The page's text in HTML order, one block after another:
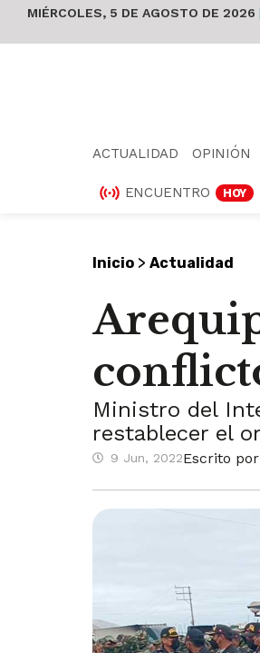
MIÉRCOLES, 5 DE AGOSTO DE 2026 |
ACTUALIDAD OPINIÓN
ENCUENTRO HOY
Inicio > Actualidad
Ministro del
restablecer el
9 Jun, 2022Escrito por